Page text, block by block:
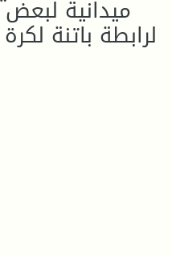
ميدانية
لرابطة باتنة